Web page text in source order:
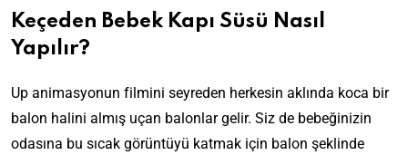
Keçeden Bebek Kapı Süsü Nasıl
Yapılır?
Up animasyonun filmini seyreden herkesin aklında koca bir
balon halini almış uçan balonlar gelir. Siz de bebeğinizin
odasına bu sıcak görüntüyü katmak için balon şeklinde